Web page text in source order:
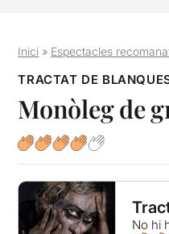
Inici » Espectacles
TRACTAT DE
Monòleg de
No hi